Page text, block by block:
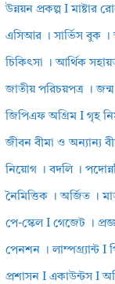
উন্নয়ন প্রকল্প I মাষ্টার
এসিআর । সার্ভিস বুক ।
চিকিৎসা । আর্থিক
জাতীয় পরিচয়পত্র । জন্ম
জিপিএফ অগ্রিম I গৃহ
জীবন বীমা ও অন্যান্য
নিয়োগ । বদলি ।
নৈমিত্তিক । অর্জিত ।
পে-স্কেল I গেজেট ।
পেনশন । লাম্পগ্র্যান্ট
প্রশাসন I একাউন্টস I